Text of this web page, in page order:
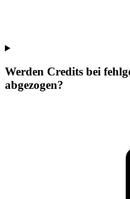
Werden Credits bei
abgezogen?